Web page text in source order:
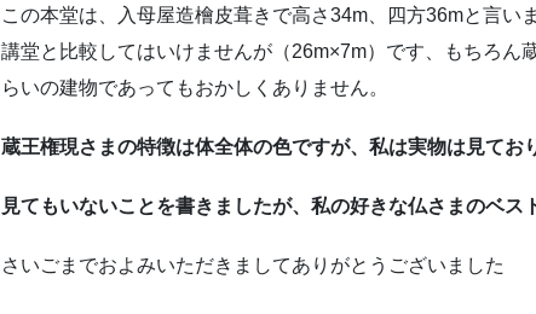
この本堂は、入母屋造檜皮葺きで高さ34m、四方36mと言い
講堂と比較してはいけませんが（26m×7m）です、もちろん
らいの建物であってもおかしくありません。
蔵王権現さまの特徴は体全体の色ですが、私は実物は見てお
見てもいないことを書きましたが、私の好きな仏さまのベス
さいごまでおよみいただきましてありがとうございました